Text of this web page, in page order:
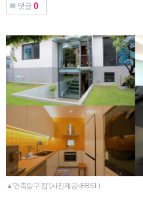
댓글 0
▲'건축탐구 집' (사진제공=EBS1 )